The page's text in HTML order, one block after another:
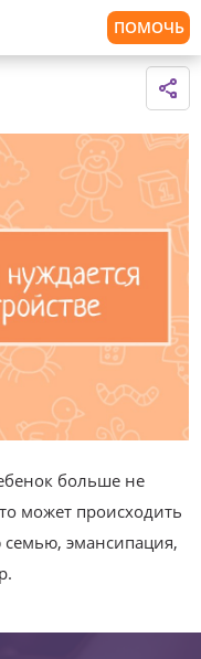
ПОМОЧЬ
больше не
может происходить
эмансипация,